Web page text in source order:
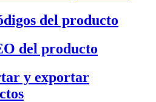
del producto
del producto
y exportar